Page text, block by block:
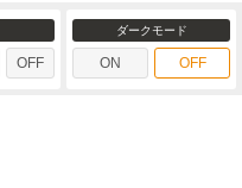
OFF
ダークモード
ON OFF